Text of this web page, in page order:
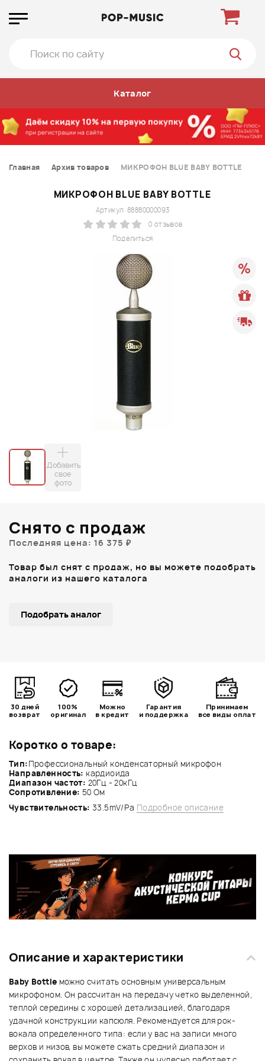
Каталог
Главная Архив товаров МИКРОФОН BLUE BABY BOTTLE
МИКРОФОН BLUE BABY BOTTLE
Поделиться
Артикул: 88880000093
0 отзывов
Добавить
свое
фото
Коротко о товаре:
Тип:Профессиональный конденсаторный микрофон
Направленность: кардиоида
Диапазон частот: 20Гц - 20кГц
Сопротивление: 50 Ом
Чувствительность: 33.5mV/Pa Подробное описание
Снято с продаж
Последняя цена: 16 375 ₽
Товар был снят с продаж, но вы можете подобрать
аналоги из нашего каталога
Подобрать аналог
30 дней
возврат
100%
оригинал
Можно
в кредит
Гарантия
и поддержка
Принимаем
все виды оплат
Описание и характеристики
Baby Bottle можно считать основным универсальным
микрофоном. Он рассчитан на передачу четко выделенной,
теплой середины с хорошей детализацией, благодаря
удачной конструкции капсюля. Рекомендуется для рок-
вокала определенного типа: если у вас на записи много
верхов и низов, вы можете сжать средний диапазон и